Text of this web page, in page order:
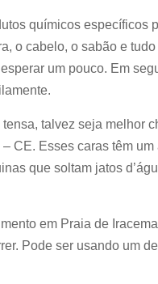
químicos específicos
o cabelo, o sabão e
um pouco. Em
talvez seja melhor
CE. Esses caras têm
que soltam jatos
em Praia de
Pode ser usando um